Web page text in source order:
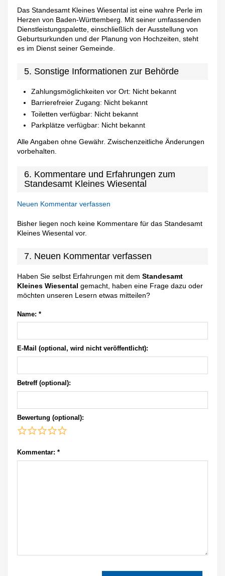
Das Standesamt Kleines Wiesental ist eine wahre Perle im
Herzen von Baden-Württemberg. Mit seiner umfassenden
Dienstleistungspalette, einschließlich der Ausstellung von
Geburtsurkunden und der Planung von Hochzeiten, steht
es im Dienst seiner Gemeinde.
5. Sonstige Informationen zur Behörde
Zahlungsmöglichkeiten vor Ort: Nicht bekannt
Barrierefreier Zugang: Nicht bekannt
Toiletten verfügbar: Nicht bekannt
Parkplätze verfügbar: Nicht bekannt
Alle Angaben ohne Gewähr. Zwischenzeitliche Änderungen
vorbehalten.
6. Kommentare und Erfahrungen zum
Standesamt Kleines Wiesental
Neuen Kommentar verfassen
Bisher liegen noch keine Kommentare für das Standesamt
Kleines Wiesental vor.
7. Neuen Kommentar verfassen
Haben Sie selbst Erfahrungen mit demStandesamt
Kleines Wiesental gemacht, haben eine Frage dazu oder
möchten unseren Lesern etwas mitteilen?
Name: *
E-Mail (optional, wird nicht veröffentlicht):
Betreff (optional):
Bewertung (optional):
Kommentar: *